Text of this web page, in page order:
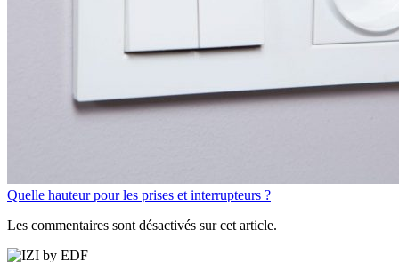
Quelle hauteur pour les prises et interrupteurs ?
Les commentaires sont désactivés sur cet article.